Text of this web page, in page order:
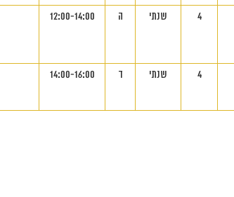
4 שנתי ה 12:00-14:00
4 שנתי ד 14:00-16:00